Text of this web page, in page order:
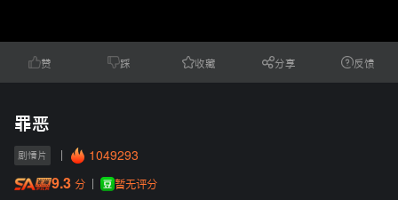
赞 踩 收藏 分享 反馈
罪恶
剧情片 1049293
9.3 分 暂无评分